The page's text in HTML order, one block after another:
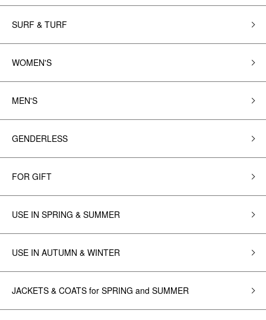
SURF & TURF
WOMEN'S
MEN'S
GENDERLESS
FOR GIFT
USE IN SPRING & SUMMER
USE IN AUTUMN & WINTER
JACKETS & COATS for SPRING and SUMMER